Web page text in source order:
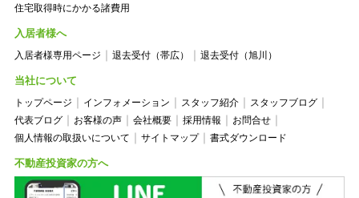
住宅取得時にかかる諸費用
入居者様へ
入居者様専用ページ 退去受付（帯広） 退去受付（旭川）
当社について
トップページ インフォメーション スタッフ紹介
スタッフブログ
代表ブログ
お客様の声 会社概要 採用情報
お問合せ
個人情報の取扱いについて
サイトマップ 書式ダウンロード
不動産投資家の方へ